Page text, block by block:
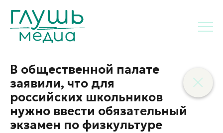
В общественной палате
заявили, что для
российских школьников
нужно ввести обязательный
экзамен по физкультуре